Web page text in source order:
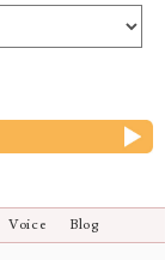
Voice Blog